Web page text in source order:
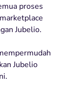
proses
Jubelio.
Jubelio